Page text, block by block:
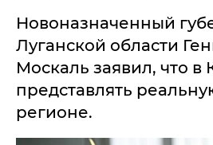
Новоназначенный
Луганской области
Москаль заявил, что
представлять
регионе.